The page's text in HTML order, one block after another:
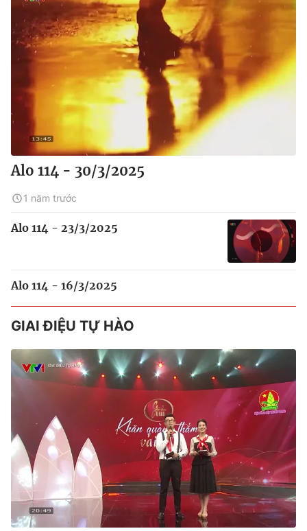
Alo 114 - 30/3/2025
1 năm trước
Alo 114 - 23/3/2025
Alo 114 - 16/3/2025
GIAI ĐIỆU TỰ HÀO